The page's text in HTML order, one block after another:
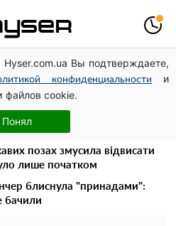
Вы подтверждаете,
конфиденциальности
и
файлов cookie.
Понял
можуть безоплатно
клітини: Тетяна Мостепан
холод та комунальні платежі
"ламають" у відключення
позах змусила відвисати
лише початком
блиснула "принадами":
бачили